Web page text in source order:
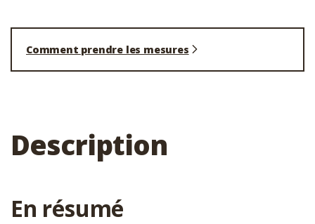
Comment prendre les mesures
Description
En résumé